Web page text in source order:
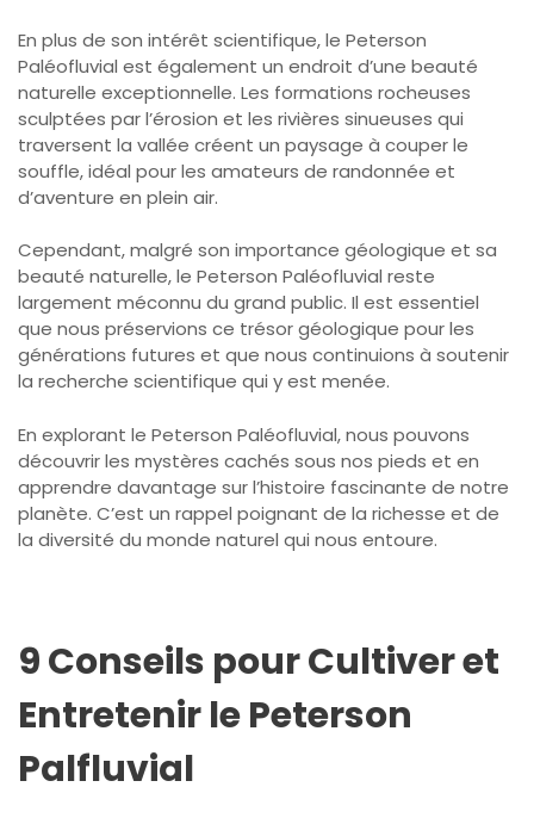
En plus de son intérêt scientifique, le Peterson
Paléofluvial est également un endroit d’une beauté
naturelle exceptionnelle. Les formations rocheuses
sculptées par l’érosion et les rivières sinueuses qui
traversent la vallée créent un paysage à couper le
souffle, idéal pour les amateurs de randonnée et
d’aventure en plein air.
Cependant, malgré son importance géologique et sa
beauté naturelle, le Peterson Paléofluvial reste
largement méconnu du grand public. Il est essentiel
que nous préservions ce trésor géologique pour les
générations futures et que nous continuions à soutenir
la recherche scientifique qui y est menée.
En explorant le Peterson Paléofluvial, nous pouvons
découvrir les mystères cachés sous nos pieds et en
apprendre davantage sur l’histoire fascinante de notre
planète. C’est un rappel poignant de la richesse et de
la diversité du monde naturel qui nous entoure.
9 Conseils pour Cultiver et
Entretenir le Peterson
Palfluvial